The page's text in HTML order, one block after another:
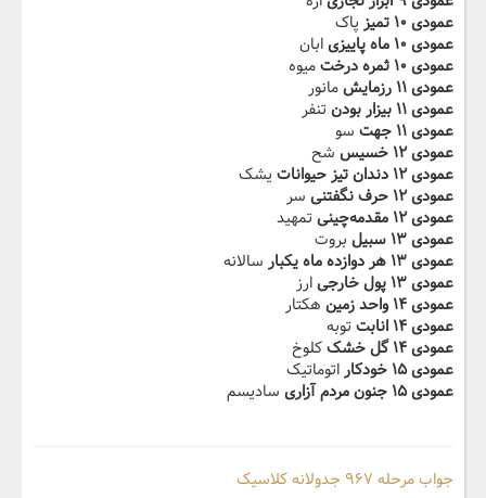
عمودی ۱۰ تمیز
پاک
عمودی ۱۰ ماه پاییزی
ابان
عمودی ۱۰ ثمره درخت
میوه
عمودی ۱۱ رزمایش
مانور
عمودی ۱۱ بیزار بودن
تنفر
عمودی ۱۱ جهت
سو
عمودی ۱۲ خسیس
شح
عمودی ۱۲ دندان تیز حیوانات
یشک
عمودی ۱۲ حرف نگفتنی
سر
عمودی ۱۲ مقدمه‌چینی
تمهید
عمودی ۱۳ سبیل
بروت
عمودی ۱۳ هر دوازده ماه یکبار
سالانه
عمودی ۱۳ پول خارجی
ارز
عمودی ۱۴ واحد زمین
هکتار
عمودی ۱۴ انابت
توبه
عمودی ۱۴ گل خشک
کلوخ
عمودی ۱۵ خودکار
اتوماتیک
عمودی ۱۵ جنون مردم آزاری
سادیسم
جواب مرحله ۹۶۷ جدولانه کلاسیک